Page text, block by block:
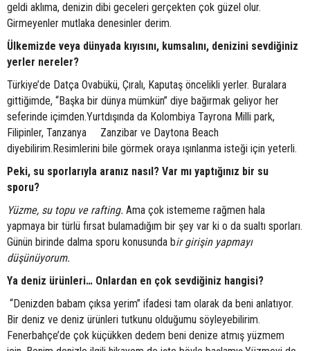
geldi aklıma, denizin dibi geceleri gerçekten çok güzel olur.
Girmeyenler mutlaka denesinler derim.
Ülkemizde veya dünyada kıyısını, kumsalını, denizini sevdiğiniz
yerler nereler?
Türkiye’de Datça Ovabükü, Çıralı, Kaputaş öncelikli yerler. Buralara
gittiğimde, “Başka bir dünya mümkün” diye bağırmak geliyor her
seferinde içimden.Yurtdışında da Kolombiya Tayrona Milli park,
Filipinler, Tanzanya Zanzibar ve Daytona Beach
diyebilirim.Resimlerini bile görmek oraya ışınlanma isteği için yeterli.
Peki, su sporlarıyla aranız nasıl? Var mı yaptığınız bir su
sporu?
Yüzme, su topu ve rafting. Ama çok istememe rağmen hala
yapmaya bir türlü fırsat bulamadığım bir şey var ki o da sualtı sporları.
Günün birinde dalma sporu konusunda bir girişin yapmayı
düşünüyorum.
Ya deniz ürünleri… Onlardan en çok sevdiğiniz hangisi?
“Denizden babam çıksa yerim” ifadesi tam olarak da beni anlatıyor.
Bir deniz ve deniz ürünleri tutkunu olduğumu söyleyebilirim.
Fenerbahçe’de çok küçükken dedem beni denize atmış yüzmem